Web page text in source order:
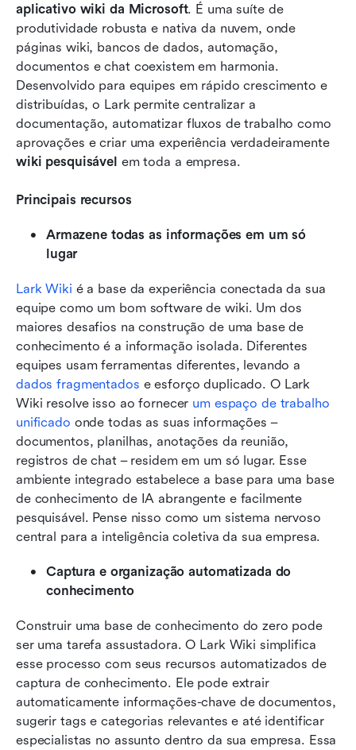
aplicativo wiki da Microsoft. É uma suíte de
produtividade robusta e nativa da nuvem, onde
páginas wiki, bancos de dados, automação,
documentos e chat coexistem em harmonia.
Desenvolvido para equipes em rápido crescimento e
distribuídas, o Lark permite centralizar a
documentação, automatizar fluxos de trabalho como
aprovações e criar uma experiência verdadeiramente
wiki pesquisável em toda a empresa.
Principais recursos
Armazene todas as informações em um só
lugar
Lark Wiki é a base da experiência conectada da sua
equipe como um bom software de wiki. Um dos
maiores desafios na construção de uma base de
conhecimento é a informação isolada. Diferentes
dados fragmentados e esforço duplicado. O Lark
Wiki resolve isso ao fornecer um espaço de trabalho
unificado onde todas as suas informações –
documentos, planilhas, anotações da reunião,
registros de chat – residem em um só lugar. Esse
ambiente integrado estabelece a base para uma base
de conhecimento de IA abrangente e facilmente
pesquisável. Pense nisso como um sistema nervoso
central para a inteligência coletiva da sua empresa.
Captura e organização automatizada do
conhecimento
Construir uma base de conhecimento do zero pode
ser uma tarefa assustadora. O Lark Wiki simplifica
esse processo com seus recursos automatizados de
captura de conhecimento. Ele pode extrair
automaticamente informações-chave de documentos,
sugerir tags e categorias relevantes e até identificar
especialistas no assunto dentro da sua empresa. Essa